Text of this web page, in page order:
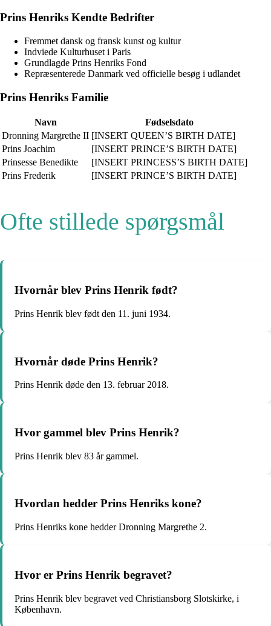
Prins Henriks Kendte Bedrifter
Fremmet dansk og fransk kunst og kultur
Indviede Kulturhuset i Paris
Grundlagde Prins Henriks Fond
Repræsenterede Danmark ved officielle besøg i udlandet
Prins Henriks Familie
Navn
Fødselsdato
Dronning Margrethe II [INSERT QUEEN’S BIRTH DATE]
Prins Joachim
[INSERT PRINCE’S BIRTH DATE]
Prinsesse Benedikte
[INSERT PRINCESS’S BIRTH DATE]
Prins Frederik
[INSERT PRINCE’S BIRTH DATE]
Ofte stillede spørgsmål
Hvornår blev Prins Henrik født?
Prins Henrik blev født den 11. juni 1934.
Hvornår døde Prins Henrik?
Prins Henrik døde den 13. februar 2018.
Hvor gammel blev Prins Henrik?
Prins Henrik blev 83 år gammel.
Hvordan hedder Prins Henriks kone?
Prins Henriks kone hedder Dronning Margrethe 2.
Hvor er Prins Henrik begravet?
Prins Henrik blev begravet ved Christiansborg Slotskirke, i
København.